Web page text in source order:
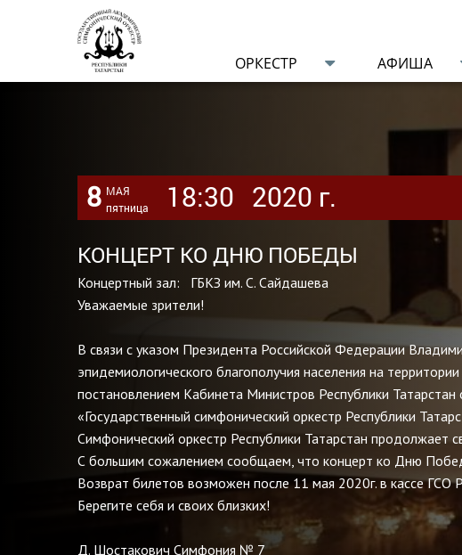
ОРКЕСТР АФИША
8 МАЯ
пятница
18:30 2020 г.
КОНЦЕРТ КО ДНЮ ПОБЕДЫ
Концертный зал: ГБКЗ им. С. Сайдашева
Уважаемые зрители!
В связи с указом Президента Российской Федерации
эпидемиологического благополучия населения на
постановлением Кабинета Министров Республики
«Государственный симфонический оркестр Республики
Симфонический оркестр Республики Татарстан продолжает
С большим сожалением сообщаем, что концерт ко Дню
Возврат билетов возможен после 11 мая 2020г. в кассе
Берегите себя и своих близких!
Д. Шостакович Симфония № 7